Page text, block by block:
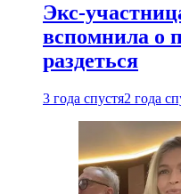
Экс-
вспомнила о
раздеться
3 года спустя2 года